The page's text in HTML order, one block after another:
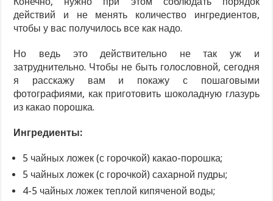
действий и не менять количество ингредиентов,
чтобы у вас получилось все как надо.
Но ведь это действительно не так уж и
затруднительно. Чтобы не быть голословной, сегодня
я расскажу вам и покажу с пошаговыми
фотографиями, как приготовить шоколадную глазурь
из какао порошка.
Ингредиенты:
5 чайных ложек (с горочкой) какао-порошка;
5 чайных ложек (с горочкой) сахарной пудры;
4-5 чайных ложек теплой кипяченой воды;